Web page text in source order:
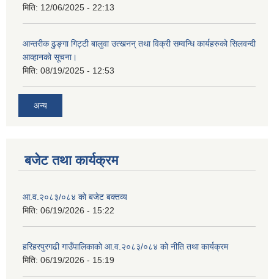
मिति: 12/06/2025 - 22:13
आन्तरीक ढुङ्गा गिट्टी बालुवा उत्खनन् तथा विक्री सम्वन्धि कार्यहरुको सिलवन्दी
आव्हानको सूचना।
मिति: 08/19/2025 - 12:53
अन्य
बजेट तथा कार्यक्रम
आ.व.२०८३/०८४ को बजेट बक्तव्य
मिति: 06/19/2026 - 15:22
हरिहरपुरगढी गाउँपालिकाको आ.व.२०८३/०८४ को नीति तथा कार्यक्रम
मिति: 06/19/2026 - 15:19